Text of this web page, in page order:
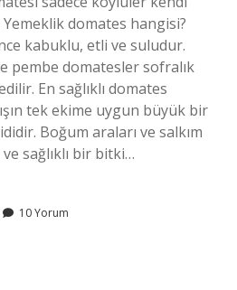
domates hangisi?
kabuklu, etli ve suludur.
pembe domatesler sofralık
En sağlıklı domates
tek ekime uygun büyük bir
Boğum araları ve salkım
ve sağlıklı bir bitki…
10 Yorum